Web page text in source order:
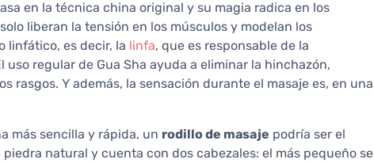
en la técnica china original y su magia radica en los
liberan la tensión en los músculos y modelan los
linfático, es decir, la linfa, que es responsable de la
regular de Gua Sha ayuda a eliminar la hinchazón,
rasgos. Y además, la sensación durante el masaje es, en una
más sencilla y rápida, un rodillo de masaje podría ser el
natural y cuenta con dos cabezales: el más pequeño se